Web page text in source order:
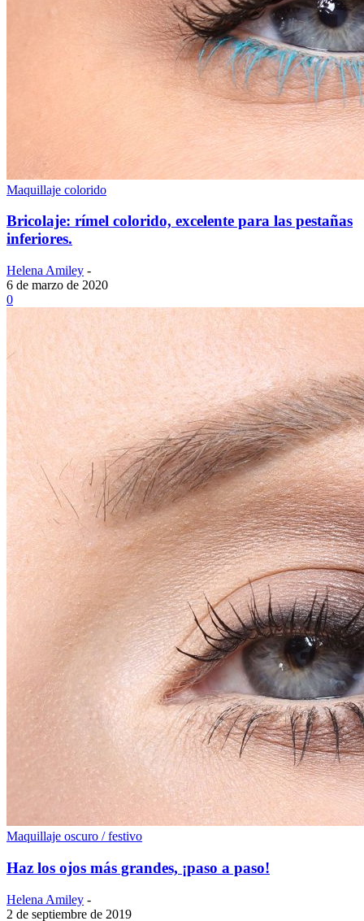
Maquillaje colorido
Bricolaje: rímel colorido, excelente para las pestañas
inferiores.
Helena Amiley -
6 de marzo de 2020
0
Maquillaje oscuro / festivo
Haz los ojos más grandes, ¡paso a paso!
Helena Amiley -
2 de septiembre de 2019